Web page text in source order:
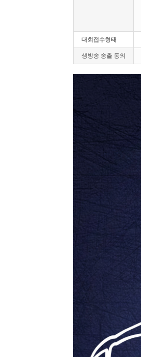
대회접수형태
생방송 송출 동의